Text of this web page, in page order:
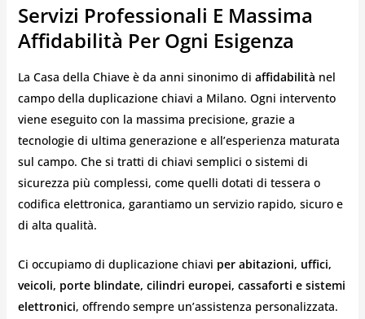
Servizi Professionali E Massima
Affidabilità Per Ogni Esigenza
La Casa della Chiave è da anni sinonimo di affidabilità nel
campo della duplicazione chiavi a Milano. Ogni intervento
viene eseguito con la massima precisione, grazie a
tecnologie di ultima generazione e all’esperienza maturata
sul campo. Che si tratti di chiavi semplici o sistemi di
sicurezza più complessi, come quelli dotati di tessera o
codifica elettronica, garantiamo un servizio rapido, sicuro e
di alta qualità.
Ci occupiamo di duplicazione chiavi per abitazioni, uffici,
veicoli, porte blindate, cilindri europei, cassaforti e sistemi
elettronici, offrendo sempre un’assistenza personalizzata.